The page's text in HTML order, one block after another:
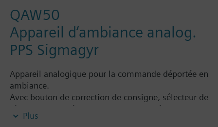
QAW50
Appareil d‘ambiance analog.
PPS Sigmagyr
Appareil analogique pour la commande déportée en
ambiance.
Avec bouton de correction de consigne, sélecteur de
régime de température et touche de présence pour
enclenchement manuel du programme d'économie.
Plus